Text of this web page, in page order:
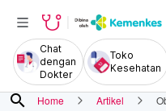
Chat
dengan
Dokter
Toko
Kesehatan
search Home Artikel